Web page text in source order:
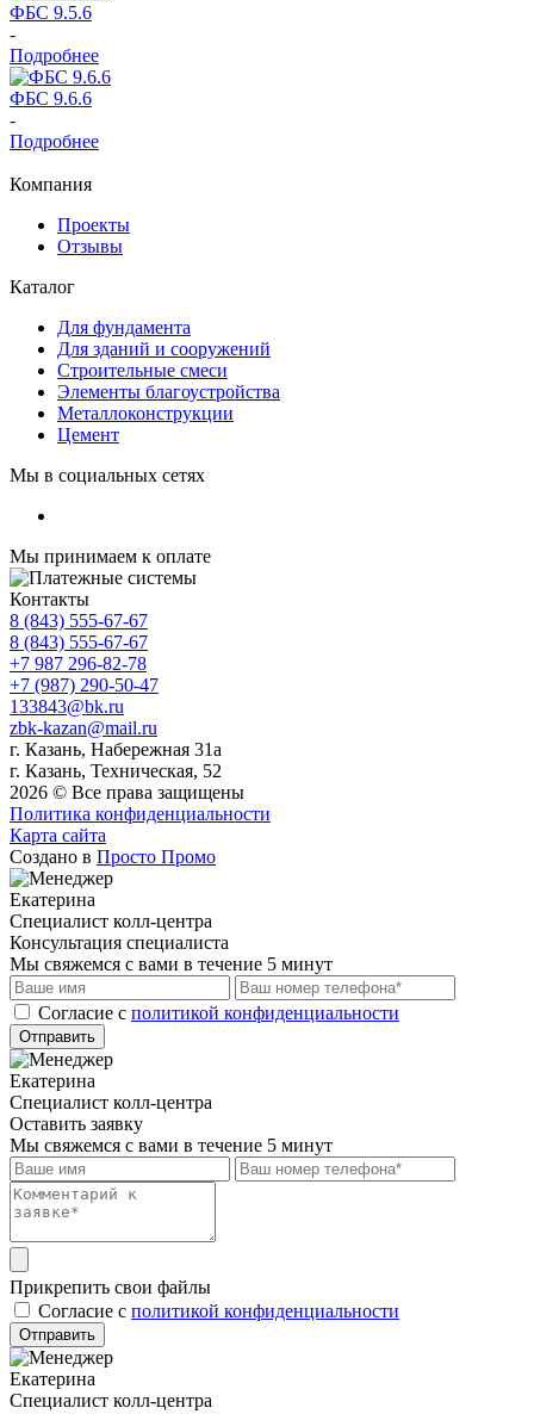
ФБС 9.5.6
-
Подробнее
ФБС 9.6.6
-
Подробнее
Компания
Проекты
Отзывы
Каталог
Для фундамента
Для зданий и сооружений
Строительные смеси
Элементы благоустройства
Металлоконструкции
Цемент
Мы в социальных сетях
Мы принимаем к оплате
Контакты
8 (843) 555-67-67
8 (843) 555-67-67
+7 987 296-82-78
+7 (987) 290-50-47
133843@bk.ru
zbk-kazan@mail.ru
г. Казань, Набережная 31а
г. Казань, Техническая, 52
2026 © Все права защищены
Политика конфиденциальности
Карта сайта
Создано в Просто Промо
Екатерина
Специалист колл-центра
Консультация специалиста
Мы свяжемся с вами в течение 5 минут
Cогласие с политикой конфиденциальности
Отправить
Екатерина
Специалист колл-центра
Оставить заявку
Мы свяжемся с вами в течение 5 минут
Прикрепить свои файлы
Cогласие с политикой конфиденциальности
Отправить
Екатерина
Специалист колл-центра